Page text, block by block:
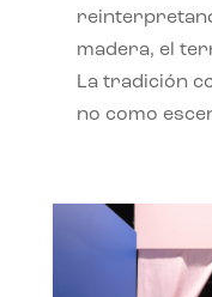
madera, el
La tradición
no como